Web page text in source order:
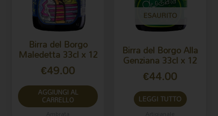
Birra del Borgo
Maledetta 33cl x 12
€49.00
AGGIUNGI AL
CARRELLO
ESAURITO
Birra del Borgo Alla
Genziana 33cl x 12
€44.00
LEGGI TUTTO